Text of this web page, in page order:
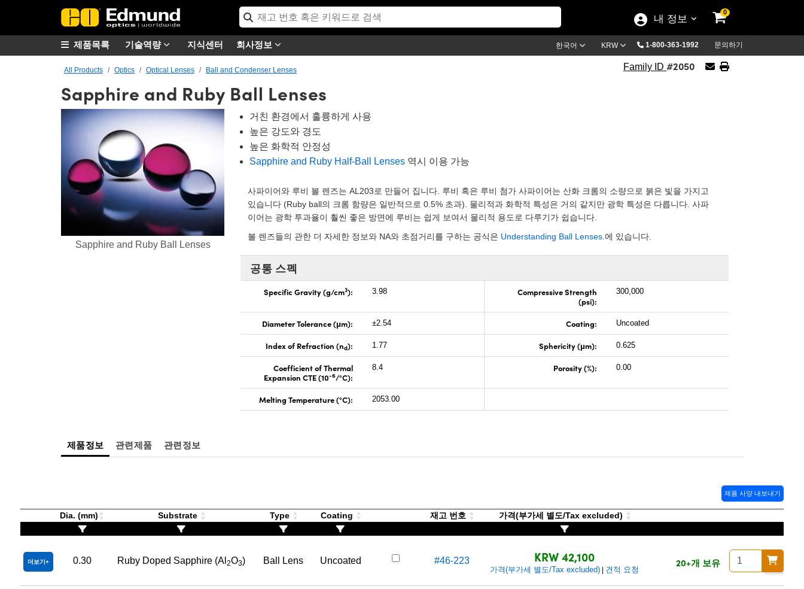
내 정보
0
기술역량 지식센터 회사정보 한국어 KRW 1-800-363-1992 문의하기
제품목록
All Products Optics Optical Lenses Ball and Condenser Lenses Family ID #2050
Sapphire and Ruby Ball Lenses
Sapphire and Ruby Ball Lenses
거친 환경에서 훌륭하게 사용
높은 강도와 경도
높은 화학적 안정성
Sapphire and Ruby Half-Ball Lenses 역시 이용 가능
사파이어와 루비 볼 렌즈는 AL203로 만들어 집니다. 루비 혹은 루비 첨가 사파이어는 산화 크롬의 소량으로 붉은 빛을 가지고
있습니다 (Ruby ball의 크롬 함량은 일반적으로 0.5% 초과). 물리적과 화학적 특성은 거의 같지만 광학 특성은 다릅니다. 사파
이어는 광학 투과율이 훨씬 좋은 방면에 루비는 쉽게 보여서 물리적 용도로 다루기가 쉽습니다.
볼 렌즈들의 관한 더 자세한 정보와 NA와 초점거리를 구하는 공식은 Understanding Ball Lenses. 에 있습니다.
공통 스펙
Specific Gravity (g/cm3): 3.98
Compressive Strength
(psi):
300,000
Diameter Tolerance (μm): ±2.54 Coating: Uncoated
Index of Refraction (nd): 1.77 Sphericity (μm): 0.625
Coefficient of Thermal
Expansion CTE (10-6/°C):
8.4 Porosity (%): 0.00
Melting Temperature (°C): 2053.00
제품정보 관련제품 관련정보
제품 사양 내보내기
Dia. (mm) Substrate Type Coating 재고 번호 가격(부가세 별도/Tax excluded)
더보기 0.30 Ruby Doped Sapphire (Al 2O3) Ball Lens Uncoated #46-223 KRW 42,100
가격(부가세 별도/Tax excluded) 견적 요청
20+개 보유